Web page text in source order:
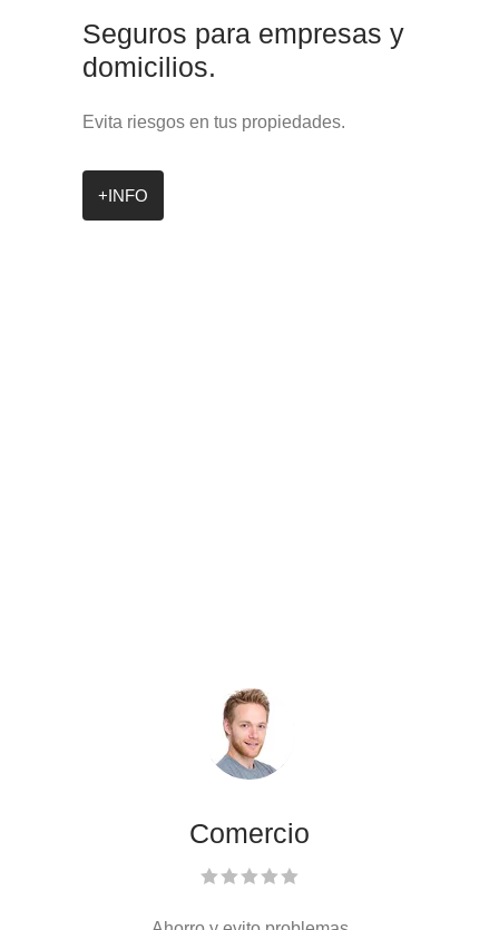
Seguros para empresas y
domicilios.
Evita riesgos en tus propiedades.
+INFO
Comercio